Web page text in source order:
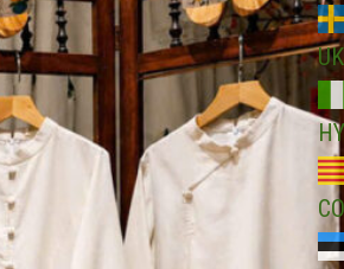
UK
HY
CO